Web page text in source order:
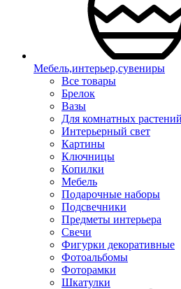
Мебель,интерьер,сувениры
Все товары
Брелок
Вазы
Для комнатных растений
Интерьерный свет
Картины
Ключницы
Копилки
Мебель
Подарочные наборы
Подсвечники
Предметы интерьера
Свечи
Фигурки декоративные
Фотоальбомы
Фоторамки
Шкатулки